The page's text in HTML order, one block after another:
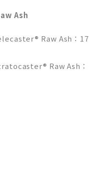
Ash
Raw Ash：17
Raw Ash：
Bass® Raw Ash：181,